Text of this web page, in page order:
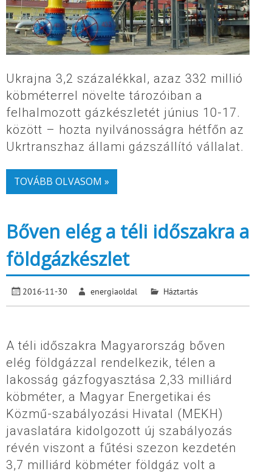
Ukrajna 3,2 százalékkal, azaz 332 millió
köbméterrel növelte tározóiban a
felhalmozott gázkészletét június 10-17.
között – hozta nyilvánosságra hétfőn az
Ukrtranszhaz állami gázszállító vállalat.
TOVÁBB OLVASOM »
Bőven elég a téli időszakra a
földgázkészlet
2016-11-30 energiaoldal Háztartás
A téli időszakra Magyarország bőven
elég földgázzal rendelkezik, télen a
lakosság gázfogyasztása 2,33 milliárd
köbméter, a Magyar Energetikai és
Közmű-szabályozási Hivatal (MEKH)
javaslatára kidolgozott új szabályozás
révén viszont a fűtési szezon kezdetén
3,7 milliárd köbméter földgáz volt a